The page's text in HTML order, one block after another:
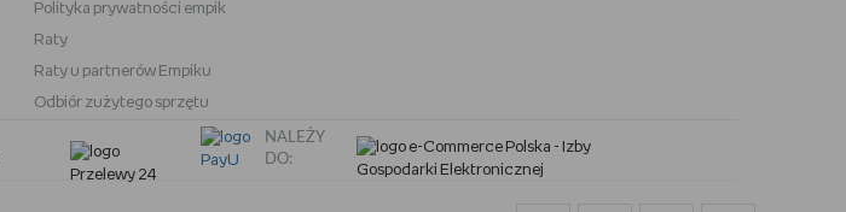
Polityka prywatności empik
Raty
Raty u partnerów Empiku
Odbiór zużytego sprzętu
NALEŻY
DO: